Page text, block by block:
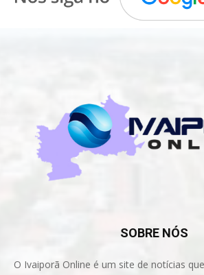
SOBRE NÓS
O Ivaiporã Online é um site de notícias